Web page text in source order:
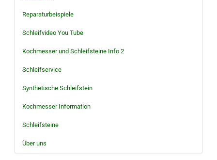
Reparaturbeispiele
Schleifvideo You Tube
Kochmesser und Schleifsteine Info 2
Schleifservice
Synthetische Schleifstein
Kochmesser Information
Schleifsteine
Über uns